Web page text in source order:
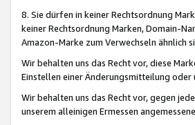
8. Sie dürfen in keiner Rechtsordnung
keiner Rechtsordnung Marken, Domain-
Amazon-Marke zum Verwechseln ähnlich
Wir behalten uns das Recht vor, diese
Einstellen einer Änderungsmitteilung
Wir behalten uns das Recht vor, gegen
unserem alleinigen Ermessen